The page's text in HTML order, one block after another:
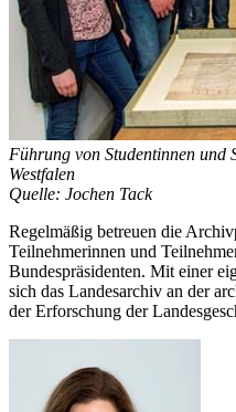
Führung von Studentinnen und
Westfalen
Quelle: Jochen Tack
Regelmäßig betreuen die
Teilnehmerinnen und
Bundespräsidenten. Mit einer
sich das Landesarchiv an der
der Erforschung der